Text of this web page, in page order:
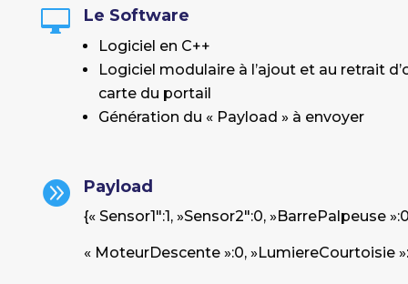
 Le Software
Logiciel en C++
Logiciel modulaire à l’ajout et au retrait
carte du portail
Génération du « Payload » à envoyer
 Payload
{« Sensor1″:1, »Sensor2″:0, »BarrePalpeuse
« MoteurDescente »:0, »LumiereCourtoisie